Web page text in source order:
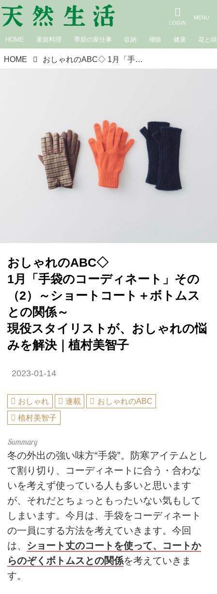
HOME 家庭料理 季節の家仕事 収納 掃除 健康 花と緑
HOME おしゃれのABC◇ 1月「手袋のコーディネート」その（2）～ショートコート＋ボトムスとの関係～ 現役スタイリストが、おしゃれの悩みを解決｜植村美智子
おしゃれのABC◇
1月「手袋のコーディネート」その
（2）～ショートコート＋ボトムス
との関係～
現役スタイリストが、おしゃれの悩
みを解決｜植村美智子
2023-01-14
おしゃれ 連載
おしゃれのABC
植村美智子
冬の外出の強い味方“手袋”。防寒アイテムとし
て割り切り、コーディネートに合う・合わな
いを考えず使っている人も多いと思います
が、それだとちょっともったいない気もして
しまいます。今月は、手袋をコーディネート
の一員にする方法を考えていきます。今回
は、 ショート丈のコートを使って、コートか
らのぞくボトムスとの関係を考えていきま
す。